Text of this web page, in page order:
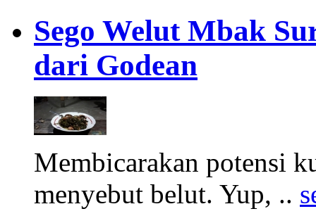
Sego Welut Mbak
dari Godean
Membicarakan potensi
menyebut belut. Yup, ..